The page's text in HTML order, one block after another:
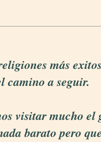
más
camino a seguir.
visitar mucho
barato pero